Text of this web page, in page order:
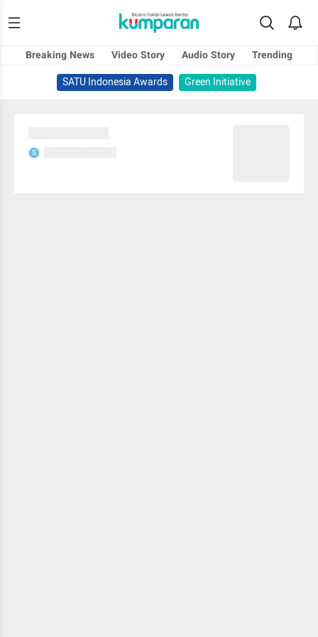
Breaking News Video Story Audio Story
Trending
SATU Indonesia Awards
Green Initiative
S